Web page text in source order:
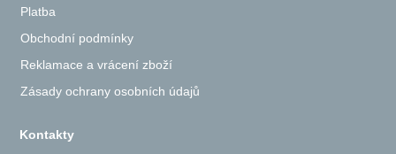
Platba
Obchodní podmínky
Reklamace a vrácení zboží
Zásady ochrany osobních údajů
Kontakty